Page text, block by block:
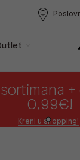
0,99€!
Kreni u shopping!